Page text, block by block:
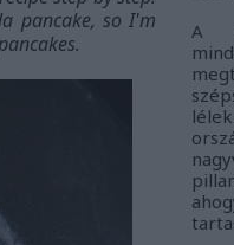
pancake, so I'm
A